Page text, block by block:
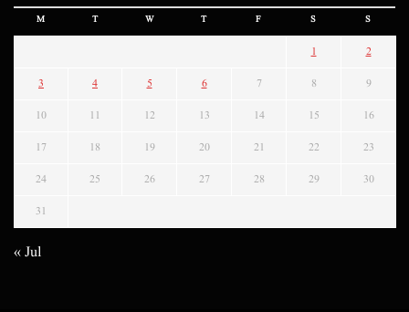
M T W T F S S
1 2
3 4 5 6 7 8 9
10 11 12 13 14 15 16
17 18 19 20 21 22 23
24 25 26 27 28 29 30
31
« Jul